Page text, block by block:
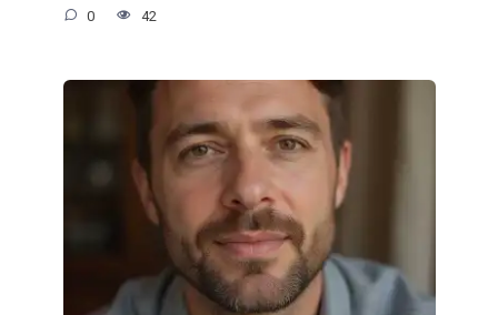
0 42